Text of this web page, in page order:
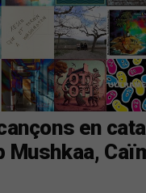
en
Mushkaa,